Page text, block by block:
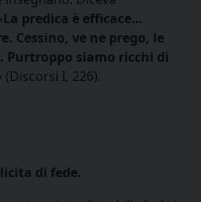
La predica è efficace…
Cessino, ve ne prego, le
Purtroppo siamo ricchi di
(Discorsi I, 226).
di fede.